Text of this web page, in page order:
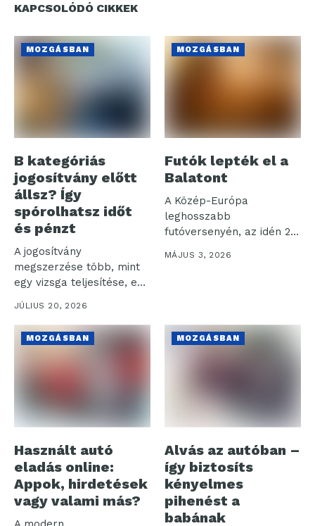
KAPCSOLÓDÓ CIKKEK
MOZGÁSBAN
B kategóriás
jogosítvány előtt
állsz? Így
spórolhatsz időt
és pénzt
A jogosítvány
megszerzése több, mint
egy vizsga teljesítése, ez
hosszú távú befektetés...
JÚLIUS 20, 2026
MOZGÁSBAN
Futók lepték el a
Balatont
A Közép-Európa
leghosszabb
futóversenyén, az idén 20.
alkalommal
megrendezett NN
MÁJUS 3, 2026
MOZGÁSBAN
Használt autó
eladás online:
Appok, hirdetések
vagy valami más?
MOZGÁSBAN
Alvás az autóban –
így biztosíts
kényelmes
pihenést a
babának